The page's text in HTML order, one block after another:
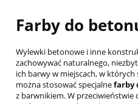
Farby do
Wylewki betonowe i inne
zachowywać naturalnego,
ich barwy w miejscach, w
można stosować specjalnefarby
z barwnikiem. W